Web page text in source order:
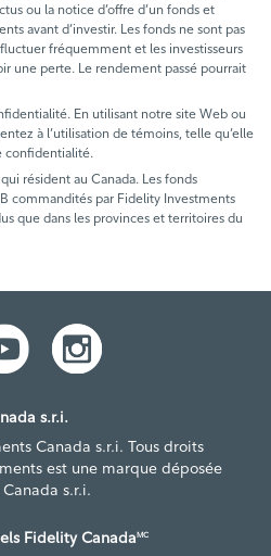
ou la notice d’offre d’un fonds et
avant d’investir. Les fonds ne sont pas
fréquemment et les investisseurs
une perte. Le rendement passé pourrait
En utilisant notre site Web ou
à l’utilisation de témoins, telle qu’elle
confidentialité.
résident au Canada. Les fonds
commandités par Fidelity Investments
que dans les provinces et territoires du
s.r.i.
Canada s.r.i. Tous droits
est une marque déposée
s.r.i.
Fidelity CanadaMC